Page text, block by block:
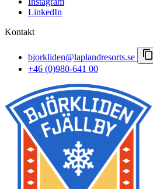
Pressrum
Lapland Resorts
LinkedIn
Kontakt
bjorkliden@laplandresorts.se
+46 (0)980-641 00